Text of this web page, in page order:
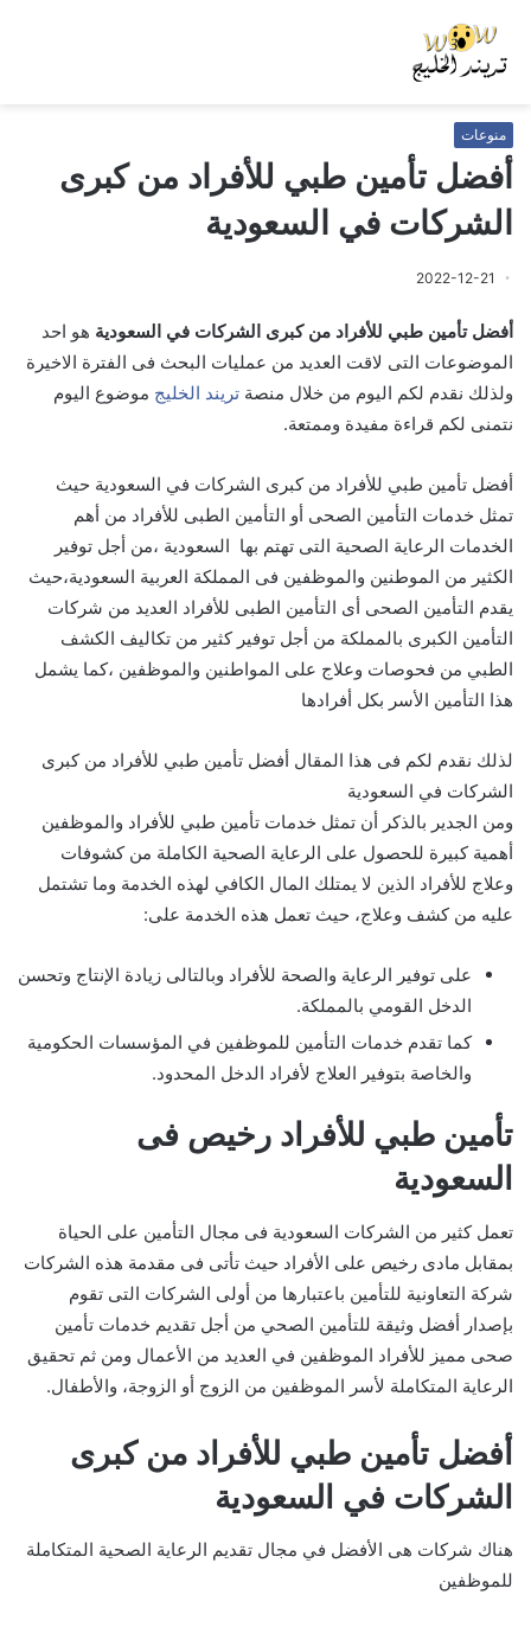
منوعات
أفضل تأمين طبي للأفراد من كبرى
الشركات في السعودية
2022-12-21
أفضل تأمين طبي للأفراد من كبرى الشركات في السعودية هو احد
الموضوعات التى لاقت العديد من عمليات البحث فى الفترة الاخيرة
ولذلك نقدم لكم اليوم من خلال منصة تريند الخليج موضوع اليوم
نتمنى لكم قراءة مفيدة وممتعة.
أفضل تأمين طبي للأفراد من كبرى الشركات في السعودية حيث
تمثل خدمات التأمين الصحى أو التأمين الطبى للأفراد من أهم
الخدمات الرعاية الصحية التى تهتم بها السعودية ،من أجل توفير
الكثير من الموطنين والموظفين فى المملكة العربية السعودية،حيث
يقدم التأمين الصحى أى التأمين الطبى للأفراد العديد من شركات
التأمين الكبرى بالمملكة من أجل توفير كثير من تكاليف الكشف
الطبي من فحوصات وعلاج على المواطنين والموظفين ،كما يشمل
هذا التأمين الأسر بكل أفرادها
لذلك نقدم لكم فى هذا المقال أفضل تأمين طبي للأفراد من كبرى
الشركات في السعودية
ومن الجدير بالذكر أن تمثل خدمات تأمين طبي للأفراد والموظفين
أهمية كبيرة للحصول على الرعاية الصحية الكاملة من كشوفات
وعلاج للأفراد الذين لا يمتلك المال الكافي لهذه الخدمة وما تشتمل
عليه من كشف وعلاج، حيث تعمل هذه الخدمة على:
على توفير الرعاية والصحة للأفراد وبالتالى زيادة الإنتاج وتحسن
الدخل القومي بالمملكة.
كما تقدم خدمات التأمين للموظفين في المؤسسات الحكومية
والخاصة بتوفير العلاج لأفراد الدخل المحدود.
تأمين طبي للأفراد رخيص فى
السعودية
تعمل كثير من الشركات السعودية فى مجال التأمين على الحياة
بمقابل مادى رخيص على الأفراد حيث تأتى فى مقدمة هذه الشركات
شركة التعاونية للتأمين باعتبارها من أولى الشركات التى تقوم
بإصدار أفضل وثيقة للتأمين الصحي من أجل تقديم خدمات تأمين
صحى مميز للأفراد الموظفين في العديد من الأعمال ومن ثم تحقيق
الرعاية المتكاملة لأسر الموظفين من الزوج أو الزوجة، والأطفال.
أفضل تأمين طبي للأفراد من كبرى
الشركات في السعودية
هناك شركات هى الأفضل في مجال تقديم الرعاية الصحية المتكاملة
للموظفين